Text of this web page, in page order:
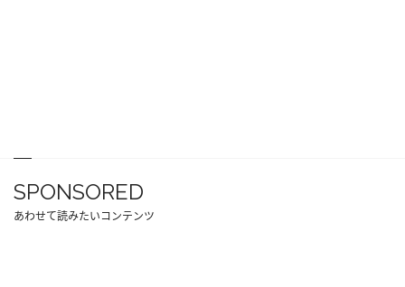
SPONSORED
あわせて読みたいコンテンツ